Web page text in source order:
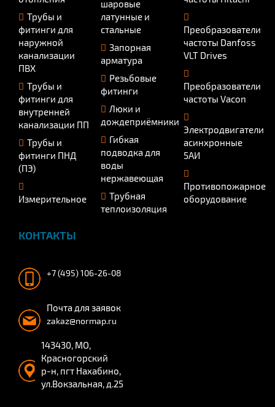
Трубы и
фитинги для
наружной
канализации
ПВХ
Трубы и
фитинги для
внутренней
канализации ПП
Трубы и
фитинги ПНД
(ПЭ)
Измерительное
шаровые
латунные и
стальные
Запорная
арматура
Резьбовые
фитинги
Люки и
дождеприёмники
Гибкая
подводка для
воды
нержавеющая
Трубная
теплоизоляция
Преобразователи
частоты Danfoss
VLT Drives
Преобразователи
частоты Vacon
Электродвигатели
асинхронные
5АИ
Противопожарное
оборудование
КОНТАКТЫ
+7 (495) 106-26-08
Почта для заявок
zakaz@normap.ru
143430, МО,
Красногорский
р-н, пгт Нахабино,
ул.Вокзальная, д.25